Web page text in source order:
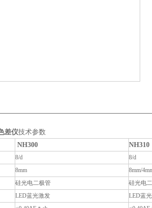
差仪技术参数
NH300
NH310
8/d 8/d
8mm 8mm/
硅光电二极管 硅光电
LED蓝光激发 LED蓝